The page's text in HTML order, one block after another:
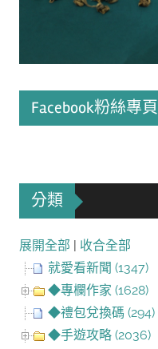
Facebook粉絲專頁
分類
展開全部
收合全部
就愛看新聞 (1347)
◆專欄作家 (1628)
◆禮包兌換碼 (294)
◆手遊攻略 (2036)